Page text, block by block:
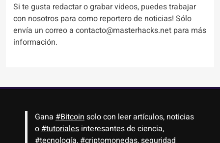
Si te gusta redactar o grabar videos, puedes trabajar
con nosotros para como reportero de noticias! Sólo
envía un correo a contacto@masterhacks.net para más
información.
Gana #Bitcoin solo con leer artículos, noticias
o #tutoriales interesantes de ciencia,
#tecnología, #criptomonedas, seguridad